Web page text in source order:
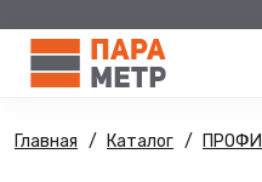
Главная Каталог